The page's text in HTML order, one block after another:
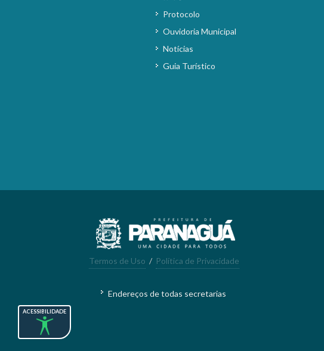
ACESSIBILIDADE
Protocolo
Ouvidoria Municipal
Notícias
Guia Turístico
Termos de Uso / Política de Privacidade
Endereços de todas secretarias